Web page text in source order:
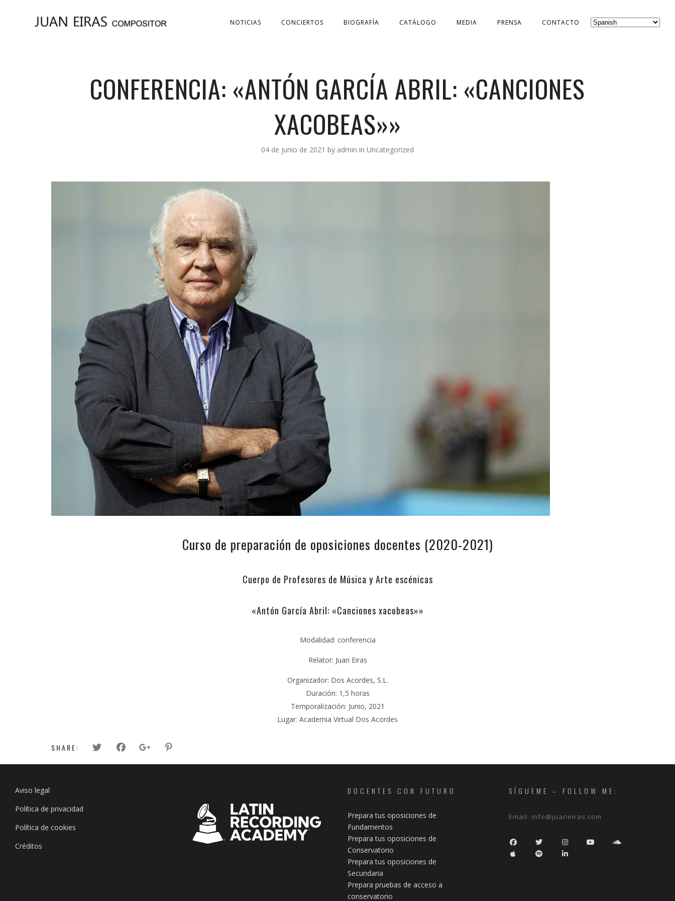
NOTICIAS CONCIERTOS BIOGRAFÍA CATÁLOGO MEDIA PRENSA CONTACTO
CONFERENCIA: «ANTÓN GARCÍA ABRIL: «CANCIONES
XACOBEAS»»
04 de junio de 2021 by admin in Uncategorized
Curso de preparación de oposiciones docentes (2020-2021)
Cuerpo de Profesores de Música y Arte escénicas
«Antón García Abril: «Canciones xacobeas»»
Modalidad: conferencia
Relator: Juan Eiras
Organizador: Dos Acordes, S.L.
Duración: 1,5 horas
Temporalización: Junio, 2021
Lugar: Academia Virtual Dos Acordes
SHARE:
Aviso legal
Política de privacidad
Política de cookies
Créditos
DOCENTES CON FUTURO
Prepara tus oposiciones de
Fundamentos
Prepara tus oposiciones de
Conservatorio
Prepara tus oposiciones de
Secundaria
Prepara pruebas de acceso a
conservatorio
SÍGUEME – FOLLOW ME:
Email: info@juaneiras.com